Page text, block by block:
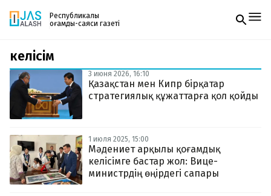
Республикалық
қоғамдық-саяси газеті
Жаңалықтар
Спорт
Live
Руханият
Аймақ
Архив
Заң және тәртіп
Редакциямен байланыс
+7 708 604 51 06
Жарнама бөлімі
Газетке жазылу
PDF форматтағы газетті ай сайын электронды
поштаңызға алып отырыңыз. Жаңа нөмір
шыққан сәтте сізге бірден жіберіледі. Тек email
келісім
3 июня 2026, 16:10
Қазақстан мен Кипр бірқатар
стратегиялық құжаттарға қол қойды
1 июля 2025, 15:00
Мәдениет арқылы қоғамдық
келісімге бастар жол: Вице-
министрдің өңірдегі сапары